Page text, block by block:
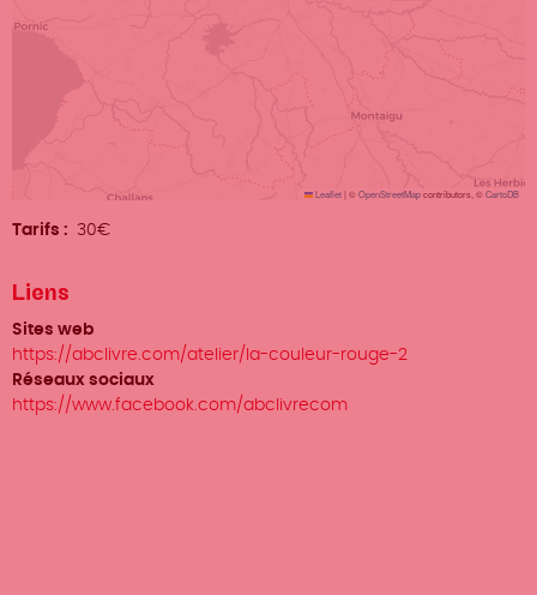
Leaflet| ©OpenStreetMapcontributors, ©CartoDB
Tarifs 30€
Liens
Sites web
https://abclivre.com/atelier/la-couleur-rouge-2
Réseaux sociaux
https://www.facebook.com/abclivrecom